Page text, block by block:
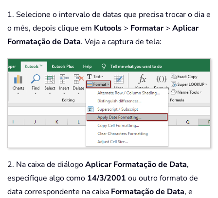
1. Selecione o intervalo de datas que precisa trocar o dia e
o mês, depois clique em Kutools > Formatar> Aplicar
Formatação de Data. Veja a captura de tela:
2. Na caixa de diálogoAplicar Formatação de Data,
especifique algo como 14/3/2001 ou outro formato de
data correspondente na caixa Formatação de Data, e